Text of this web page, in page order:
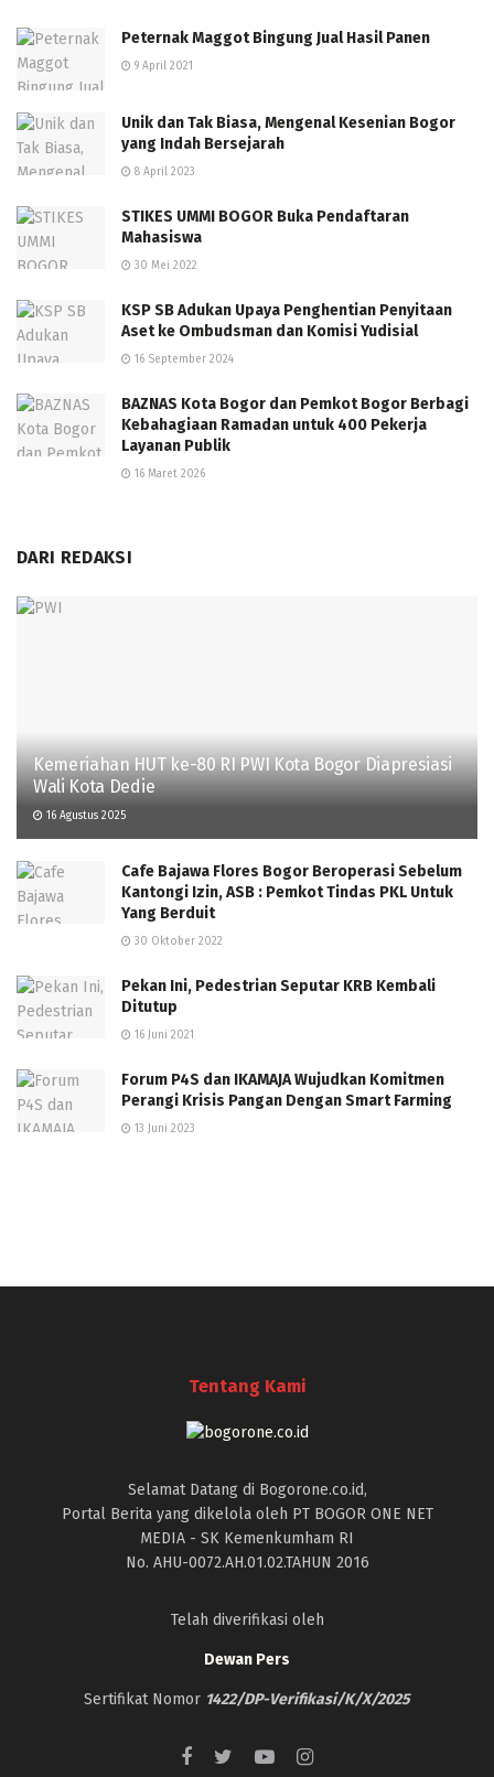
Peternak Maggot Bingung Jual Hasil Panen
9 April 2021
Unik dan Tak Biasa, Mengenal Kesenian Bogor
yang Indah Bersejarah
8 April 2023
STIKES UMMI BOGOR Buka Pendaftaran
Mahasiswa
30 Mei 2022
KSP SB Adukan Upaya Penghentian Penyitaan
Aset ke Ombudsman dan Komisi Yudisial
16 September 2024
BAZNAS Kota Bogor dan Pemkot Bogor Berbagi
Kebahagiaan Ramadan untuk 400 Pekerja
Layanan Publik
16 Maret 2026
DARI REDAKSI
Kemeriahan HUT ke-80 RI PWI Kota Bogor Diapresiasi
Wali Kota Dedie
16 Agustus 2025
Cafe Bajawa Flores Bogor Beroperasi Sebelum
Kantongi Izin, ASB : Pemkot Tindas PKL Untuk
Yang Berduit
30 Oktober 2022
Pekan Ini, Pedestrian Seputar KRB Kembali
Ditutup
16 Juni 2021
Forum P4S dan IKAMAJA Wujudkan Komitmen
Perangi Krisis Pangan Dengan Smart Farming
13 Juni 2023
Tentang Kami
Selamat Datang di Bogorone.co.id,
Portal Berita yang dikelola oleh PT BOGOR ONE NET
MEDIA - SK Kemenkumham RI
No. AHU-0072.AH.01.02.TAHUN 2016
Telah diverifikasi oleh
Dewan Pers
Sertifikat Nomor 1422/DP-Verifikasi/K/X/2025